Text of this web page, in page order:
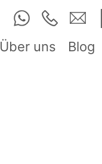
Über uns Blog